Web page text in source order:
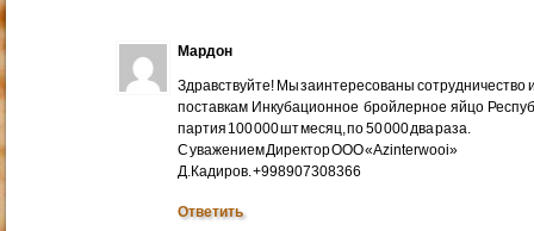
Мардон
Здравствуйте! Мы заинтересованы сотрудничество
поставкам Инкубационное бройлерное яйцо
партия 100 000 шт месяц, по 50 000 два раза.
С уважением Директор ООО «Azinterwooi»
Д.Кадиров. +998907308366
Ответить